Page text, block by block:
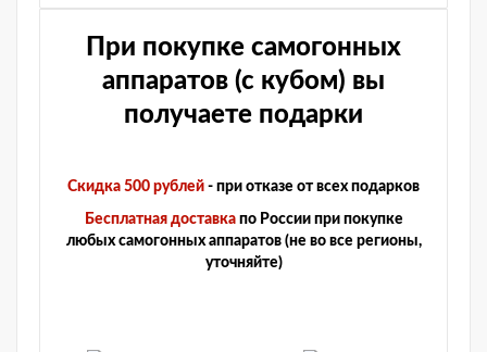
При покупке самогонных
аппаратов (с кубом) вы
получаете подарки
Скидка 500 рублей - при отказе от всех подарков
Бесплатная доставкапо России при покупке
любых самогонных аппаратов (не во все регионы,
уточняйте)